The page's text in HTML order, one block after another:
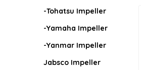
-Tohatsu Impeller
-Yamaha Impeller
-Yanmar Impeller
Jabsco Impeller